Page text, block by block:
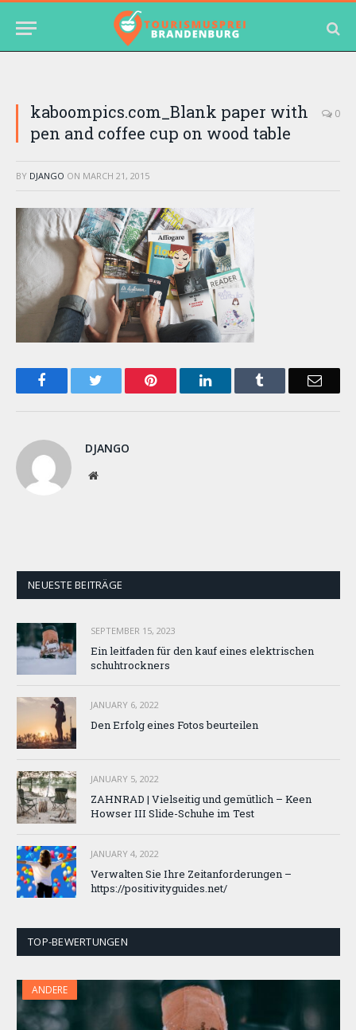
kaboompics.com_Blank paper with
pen and coffee cup on wood table
0
BY DJANGO ON MARCH 21, 2015
Facebook Pinterest LinkedIn Email
DJANGO
Website
NEUESTE BEITRÄGE
SEPTEMBER 15, 2023
Ein leitfaden für den kauf eines elektrischen
schuhtrockners
JANUARY 6, 2022
Den Erfolg eines Fotos beurteilen
JANUARY 5, 2022
ZAHNRAD ​​| Vielseitig und gemütlich – Keen
Howser III Slide-Schuhe im Test
JANUARY 4, 2022
Verwalten Sie Ihre Zeitanforderungen –
https://positivityguides.net/
TOP-BEWERTUNGEN
ANDERE